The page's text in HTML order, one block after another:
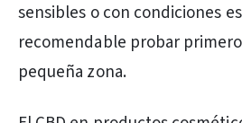
sensibles o con condiciones
recomendable probar
pequeña zona.